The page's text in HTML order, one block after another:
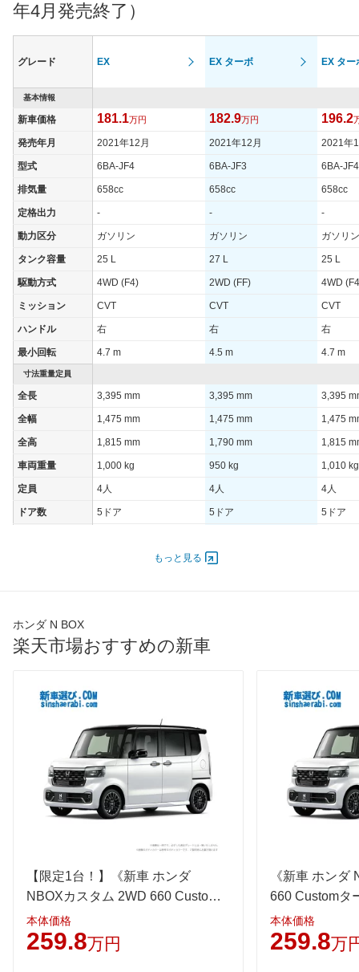
年4月発売終了）
グレード EX EX ターボ EX ター
基本情報
新車価格 181.1万円 182.9万円 196.2
発売年月 2021年12月 2021年12月 2021年
型式 6BA-JF4 6BA-JF3 6BA-JF4
排気量 658cc 658cc 658cc
定格出力 - - -
動力区分 ガソリン ガソリン ガソリン
タンク容量 25 L 27 L 25 L
駆動方式 4WD (F4) 2WD (FF) 4WD
ミッション CVT CVT CVT
ハンドル 右 右 右
最小回転 4.7 m 4.5 m 4.7 m
寸法重量定員
全長 3,395 mm 3,395 mm 3,395
全幅 1,475 mm 1,475 mm 1,475
全高 1,815 mm 1,790 mm 1,815
車両重量 1,000 kg 950 kg 1,010 kg
定員 4人 4人 4人
ドア数 5ドア 5ドア 5ドア
最高トルク
過給機 -
後輪サイズ 155/65R14 75S 155/
19.8km/L 20.2km/L 19km/L
WLTC/市街地 17.5km/L 17.4km/L 16.6km/
WLTC/郊外 21km/L 21.7km/L 20.3km/
WLTC/高速道路 20.2km/L 19.4km/
25.6km/L
60km定地
装備オプション 装備詳細を見る
もっと見る
ホンダ N BOX
楽天市場おすすめの新車
【限定1台！】《新車 ホンダ
NBOXカスタム 2WD 660 Custom
ターボ コーディネートスタイル 》
本体価格
259.8万円
《新車 ホンダ
660 Customタ
スタイル》
本体価格
259.8万